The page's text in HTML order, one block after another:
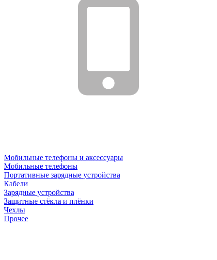
Мобильные телефоны и аксессуары
Мобильные телефоны
Портативные зарядные устройства
Кабели
Зарядные устройства
Защитные стёкла и плёнки
Чехлы
Прочее